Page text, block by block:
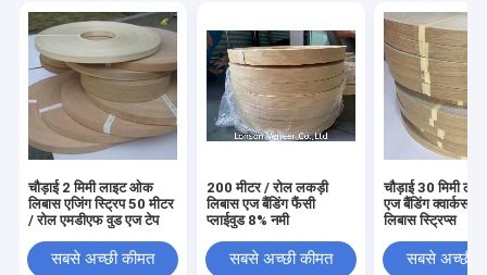
चौड़ाई 2 मिमी लाइट ओक
लिबास एजिंग स्ट्रिप 50 मीटर
/ रोल एमडीएफ वुड एज टेप
सबसे अच्छी कीमत
200 मीटर / रोल लकड़ी
लिबास एज बैंडिंग फैंसी
प्लाईवुड 8% नमी
सबसे अच्छी कीमत
चौड़ाई 30 मिमी
एज बैंडिंग क्वार्कस
लिबास स्ट्रिप्स
सबसे अच्छी